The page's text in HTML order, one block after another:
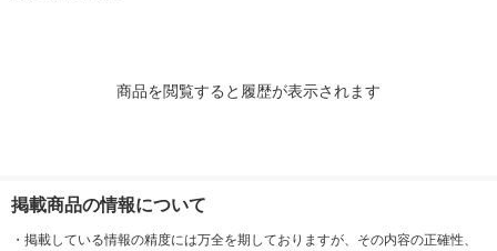
商品を閲覧すると履歴が表示されます
掲載商品の情報について
・ 掲載している情報の精度には万全を期しておりますが、その内容の正確性、